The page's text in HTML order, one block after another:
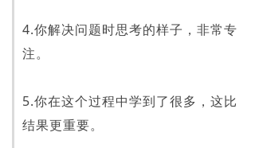
4.你解决问题时思考的样子，非常专
注。
5.你在这个过程中学到了很多，这比
结果更重要。